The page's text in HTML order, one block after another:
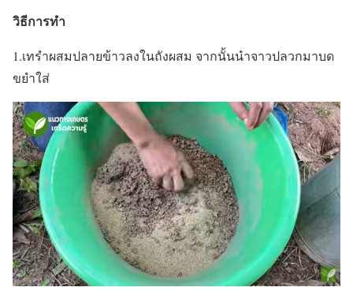
วิธีการทำ
1.เทรำผสมปลายข้าวลงในถังผสม จากนั้นนำจาวปลวกมาบด
ขยำใส่